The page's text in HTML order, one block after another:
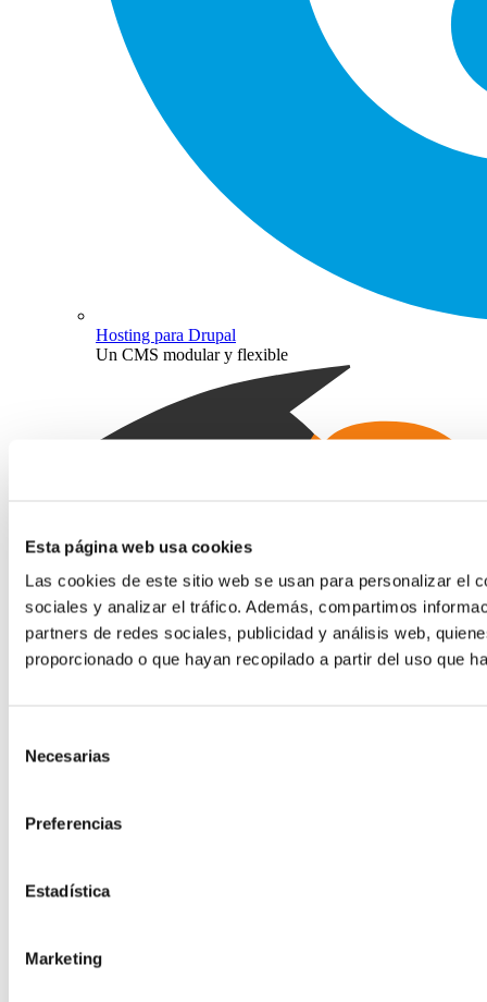
Esta página web usa cookies
Las cookies de este sitio web se usan para personalizar el
sociales y analizar el tráfico. Además, compartimos
partners de redes sociales, publicidad y análisis web,
proporcionado o que hayan recopilado a partir del uso que
Necesarias
Preferencias
Estadística
Marketing
Hosting para Drupal
Un CMS modular y flexible
Hosting para Moodle
El LMS más potente para formación